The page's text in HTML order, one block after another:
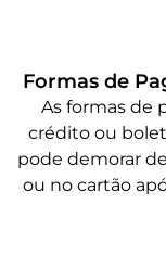
Formas de
As formas de
crédito ou
pode demorar
ou no cartão